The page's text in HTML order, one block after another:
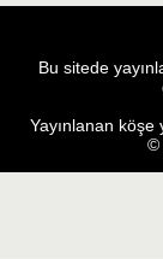
Bu sitede
Yayınlanan köşe
©